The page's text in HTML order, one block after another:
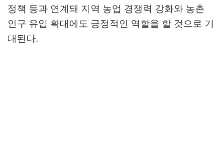
정책 등과 연계돼 지역 농업 경쟁력 강화와 농촌
인구 유입 확대에도 긍정적인 역할을 할 것으로 기
대된다.